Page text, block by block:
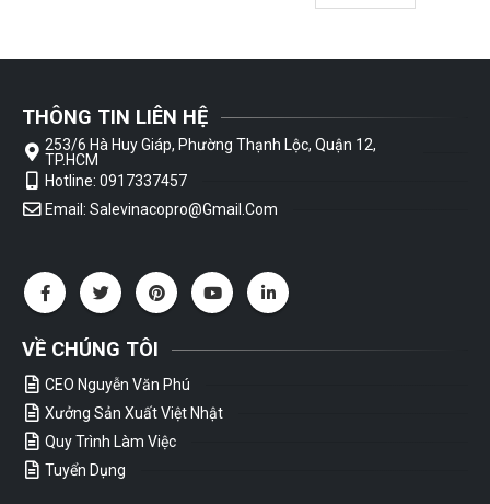
THÔNG TIN LIÊN HỆ
253/6 Hà Huy Giáp, Phường Thạnh Lộc, Quận 12,
TP.HCM
Hotline: 0917337457
Email: Salevinacopro@gmail.com
VỀ CHÚNG TÔI
CEO Nguyễn Văn Phú
Xưởng Sản Xuất Việt Nhật
Quy Trình Làm Việc
Tuyển Dụng